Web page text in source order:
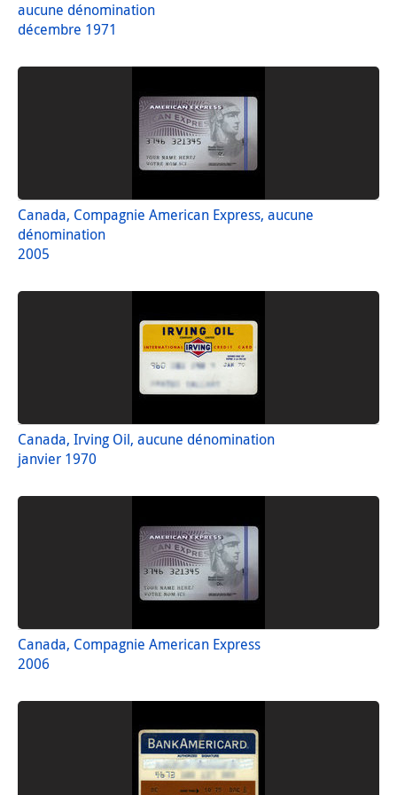
aucune dénomination
décembre 1971
Canada, Compagnie American Express, aucune
dénomination
2005
Canada, Irving Oil, aucune dénomination
janvier 1970
Canada, Compagnie American Express
2006